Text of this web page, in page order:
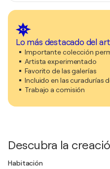
Lo más destacado del
Importante colección
Artista experimentado
Favorito de las galerías
Incluido en las curadurías
Trabajo a comisión
Descubra la
Habitación